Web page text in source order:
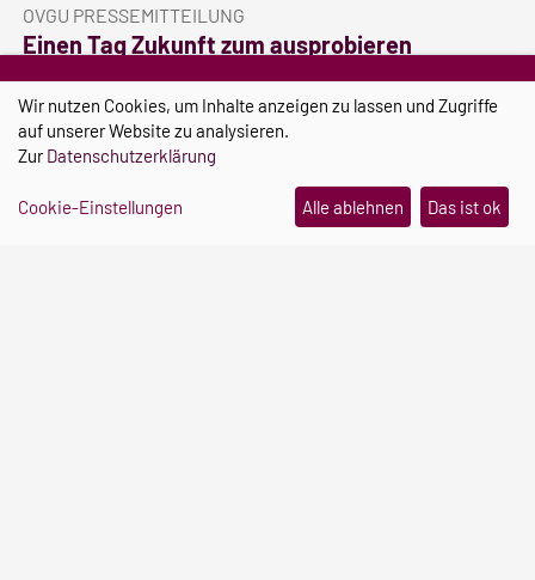
OVGU PRESSEMITTEILUNG
Einen Tag Zukunft zum ausprobieren
10.02.2026
OVGU PRESSEMITTEILUNG
Unicampus als Zukunftswerkstatt für
nachhaltige Bildung in Europa
Wir nutzen Cookies, um Inhalte anzeigen zu lassen und Zugriffe
auf unserer Website zu analysieren.
ZurDatenschutzerklärung
Cookie-Einstellungen Alle ablehnen Das ist ok